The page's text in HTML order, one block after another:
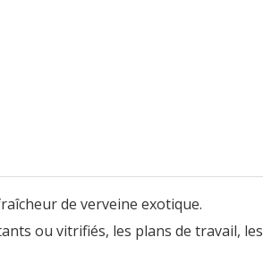
de verveine exotique.
ou vitrifiés, les plans de travail, les